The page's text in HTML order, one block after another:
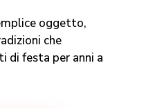
oggetto,
che
di festa per anni a